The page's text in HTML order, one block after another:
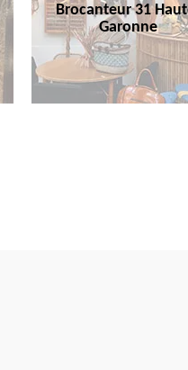
Brocanteur 31
Garonne